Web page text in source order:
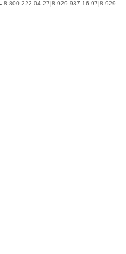
8 800 222-04-27|8 929 937-16-97|8 929